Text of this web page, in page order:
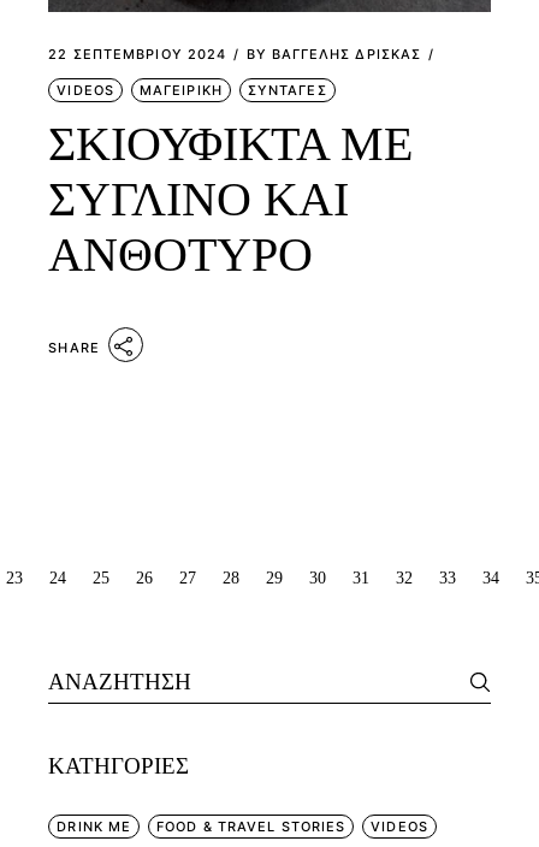
22 ΣΕΠΤΕΜΒΡΊΟΥ 2024 BY ΒΑΓΓΕΛΗΣ ΔΡΙΣΚΑΣ
VIDEOS ΜΑΓΕΙΡΙΚΗ ΣΥΝΤΑΓΕΣ
ΣΚΙΟΥΦΙΚΤΑ ΜΕ
ΣΥΓΛΙΝΟ ΚΑΙ
ΑΝΘΟΤΥΡΟ
SHARE
ΣΕΛΙΔΟΠΟΊΗΣΗ
23 24 25 26 27 28 29 30 31 32 33 34
Search
for:
KΑΤΗΓΟΡΊΕΣ
DRINK ME FOOD & TRAVEL STORIES VIDEOS